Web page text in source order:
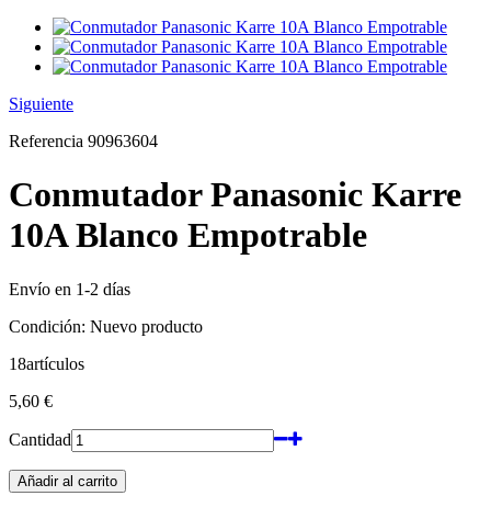
Siguiente
Referencia 90963604
Conmutador Panasonic Karre
10A Blanco Empotrable
Envío en 1-2 días
Condición: Nuevo producto
18artículos
5,60 €
Cantidad
Añadir al carrito